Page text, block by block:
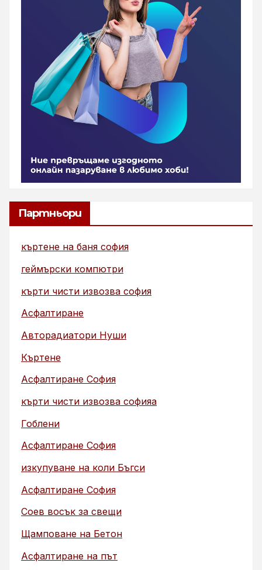
Партньори
къртене на баня софия
геймърски компютри
кърти чисти извозва софия
Асфалтиране
Авторадиатори Нуши
Къртене
Асфалтиране София
кърти чисти извозва софияа
Гоблени
Асфалтиране София
изкупуване на коли Бъгси
Асфалтиране София
Соев восък за свещи
Щамповане на Бетон
Асфалтиране на път